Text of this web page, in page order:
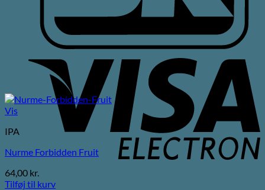
Vis
IPA
Nurme Forbidden Fruit
64,00 kr.
Tilføj til kurv